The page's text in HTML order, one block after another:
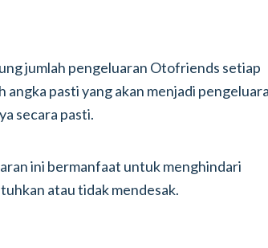
jumlah pengeluaran Otofriends setiap
angka pasti yang akan menjadi
secara pasti.
ini bermanfaat untuk menghindari
atau tidak mendesak.